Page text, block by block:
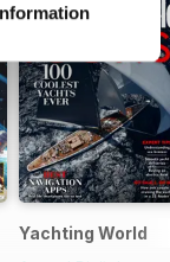
Space Race
Yachting World